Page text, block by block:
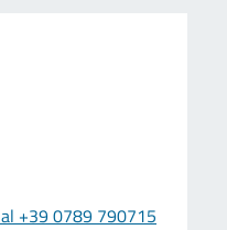
+39 0789 790715